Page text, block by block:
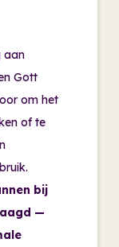
aan
Gott
om het
of te
bij
—